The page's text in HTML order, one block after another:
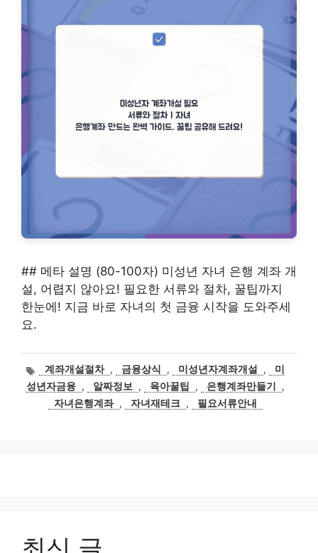
## 메타 설명 (80-100자) 미성년 자녀 은행 계좌 개
설, 어렵지 않아요! 필요한 서류와 절차, 꿀팁까지
한눈에! 지금 바로 자녀의 첫 금융 시작을 도와주세
요.
태
그
계좌개설절차 , 금융상식 , 미성년자계좌개설 ,
미
성년자금융 , 알짜정보 , 육아꿀팁 , 은행계좌만들기
,
자녀은행계좌 , 자녀재테크 , 필요서류안내